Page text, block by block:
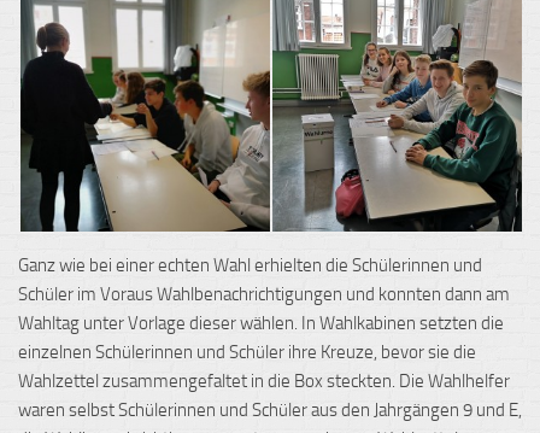
Ganz wie bei einer echten Wahl erhielten die Schülerinnen und
Schüler im Voraus Wahlbenachrichtigungen und konnten dann am
Wahltag unter Vorlage dieser wählen. In Wahlkabinen setzten die
einzelnen Schülerinnen und Schüler ihre Kreuze, bevor sie die
Wahlzettel zusammengefaltet in die Box steckten. Die Wahlhelfer
waren selbst Schülerinnen und Schüler aus den Jahrgängen 9 und E,